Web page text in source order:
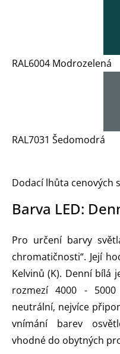
RAL6004 Modrozelená
RAL7031 Šedomodrá
Dodací lhůta cenových
Barva LED:
Pro určení barvy
chromatičnosti“. Její
Kelvinů (K). Denní bílá
rozmezí 4000 -
neutrální, nejvíce
vnímání barev
vhodné do obytných